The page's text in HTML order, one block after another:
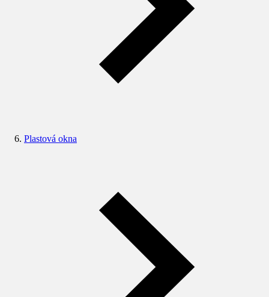
Plastová okna